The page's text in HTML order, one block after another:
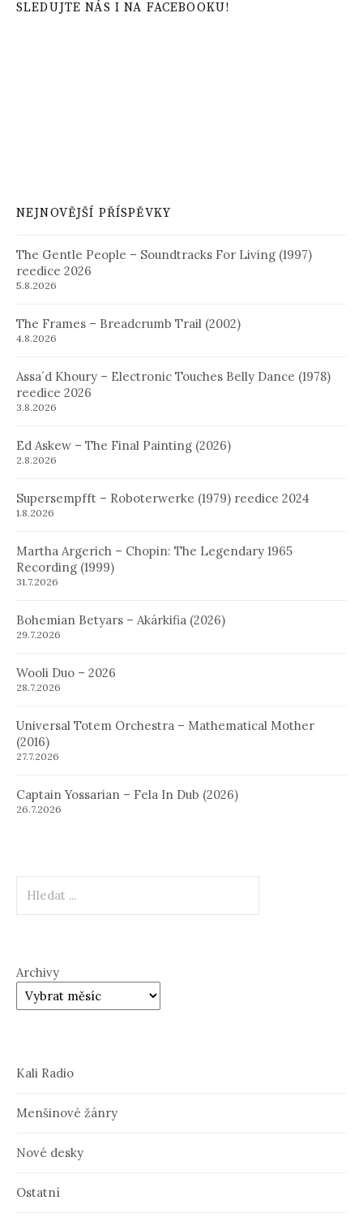
SLEDUJTE NÁS I NA FACEBOOKU!
NEJNOVĚJŠÍ PŘÍSPĚVKY
The Gentle People – Soundtracks For Living (1997)
reedice 2026
5.8.2026
The Frames – Breadcrumb Trail (2002)
4.8.2026
Assa´d Khoury – Electronic Touches Belly Dance (1978)
reedice 2026
3.8.2026
Ed Askew – The Final Painting (2026)
2.8.2026
Supersempfft – Roboterwerke (1979) reedice 2024
1.8.2026
Martha Argerich – Chopin: The Legendary 1965
Recording (1999)
31.7.2026
Bohemian Betyars – Akárkifia (2026)
29.7.2026
Wooli Duo – 2026
28.7.2026
Universal Totem Orchestra – Mathematical Mother
(2016)
27.7.2026
Captain Yossarian – Fela In Dub (2026)
26.7.2026
Archivy
Kali Radio
Menšinové žánry
Nové desky
Ostatní